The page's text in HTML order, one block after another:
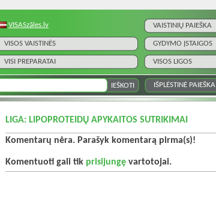
VISASzāles.lv VAISTINIŲ PAIEŠKA
VISOS VAISTINĖS GYDYMO ĮSTAIGOS
VISI PREPARATAI VISOS LIGOS
IŠPLĖSTINĖ PAIEŠKA
LIGA: LIPOPROTEIDŲ APYKAITOS SUTRIKIMAI
Komentarų nėra. Parašyk komentarą pirma(s)!
Komentuoti gali tik prisijungę vartotojai.